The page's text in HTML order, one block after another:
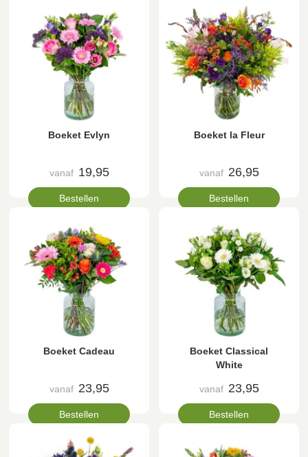
Boeket Evlyn
vanaf 19,95
Bestellen
Boeket la Fleur
vanaf 26,95
Bestellen
Boeket Cadeau
vanaf 23,95
Bestellen
Boeket Classical
White
vanaf 23,95
Bestellen